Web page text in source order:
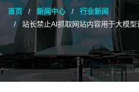
首页 新闻中心
行业新闻
站长禁止AI抓取网站内容用于大模